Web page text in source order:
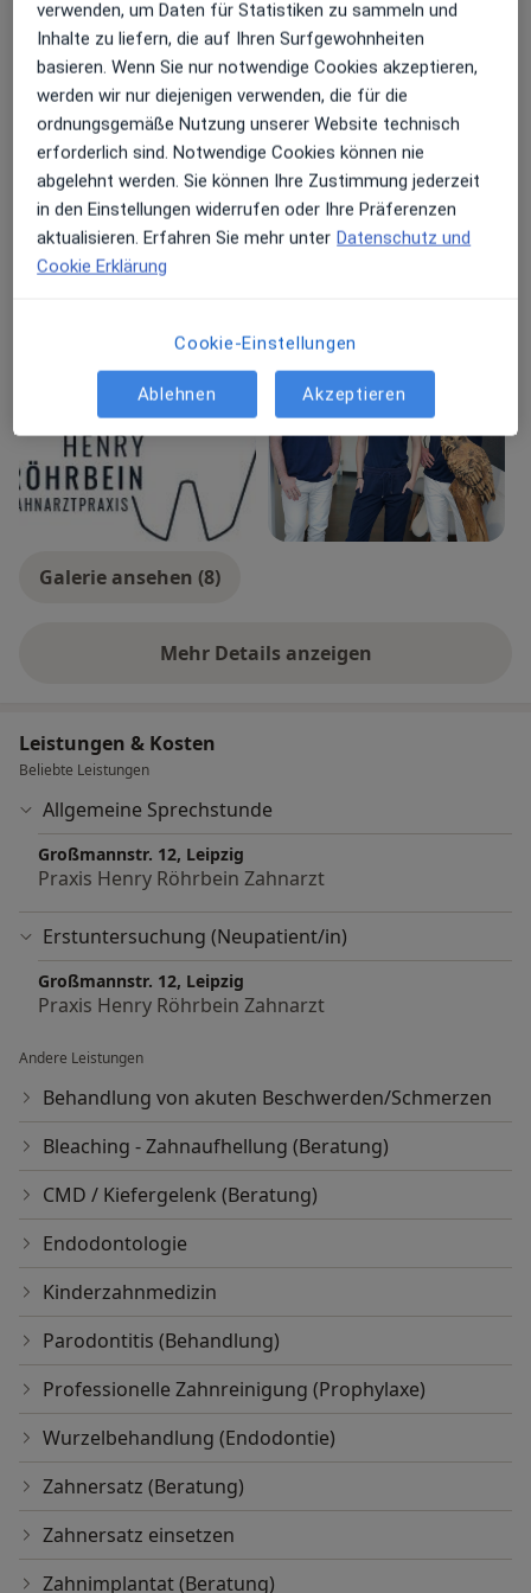
mir überzeugen zu können.
Hauptsächlich behandelte Krankheiten
Parodontitis Karies
Zahnschmerzen
Zähneknirschen
Mundgeruch +20
Patienten, die ich behandle
Erwachsene
Kinder
Konsultationsformate
Galerie ansehen (8)
Mehr Details anzeigen
über Erfahrungen
Leistungen & Kosten
Beliebte Leistungen
Allgemeine Sprechstunde
Großmannstr. 12, Leipzig
Praxis Henry Röhrbein Zahnarzt
Erstuntersuchung (Neupatient/in)
Großmannstr. 12, Leipzig
Praxis Henry Röhrbein Zahnarzt
Andere Leistungen
Behandlung von akuten Beschwerden/Schmerzen
Bleaching - Zahnaufhellung (Beratung)
CMD / Kiefergelenk (Beratung)
Endodontologie
Kinderzahnmedizin
Parodontitis (Behandlung)
Professionelle Zahnreinigung (Prophylaxe)
Wurzelbehandlung (Endodontie)
Zahnersatz (Beratung)
Zahnersatz einsetzen
Zahnimplantat (Beratung)
verwenden, um Daten für Statistiken zu sammeln und
Inhalte zu liefern, die auf Ihren Surfgewohnheiten
basieren. Wenn Sie nur notwendige Cookies akzeptieren,
werden wir nur diejenigen verwenden, die für die
ordnungsgemäße Nutzung unserer Website technisch
erforderlich sind. Notwendige Cookies können nie
abgelehnt werden. Sie können Ihre Zustimmung jederzeit
in den Einstellungen widerrufen oder Ihre Präferenzen
aktualisieren. Erfahren Sie mehr unter Datenschutz und
Cookie Erklärung
Cookie-Einstellungen
Ablehnen Akzeptieren